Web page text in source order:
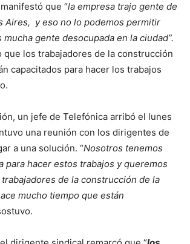
que “la empresa trajo gente de
Aires, y eso no lo podemos permitir
gente desocupada en la ciudad”.
que los trabajadores de la construcción
capacitados para hacer los trabajos
un jefe de Telefónica arribó el lunes
una reunión con los dirigentes de
a una solución. “Nosotros tenemos
para hacer estos trabajos y queremos
de la construcción de la
mucho tiempo que están